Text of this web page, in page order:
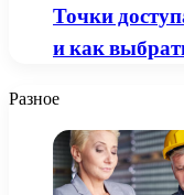
Точки
и как
Разное